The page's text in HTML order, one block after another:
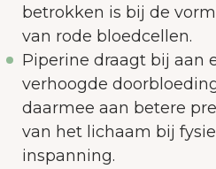
betrokken is bij de
van rode bloedcellen.
Piperine draagt bij aan
verhoogde
daarmee aan betere
van het lichaam bij
inspanning.